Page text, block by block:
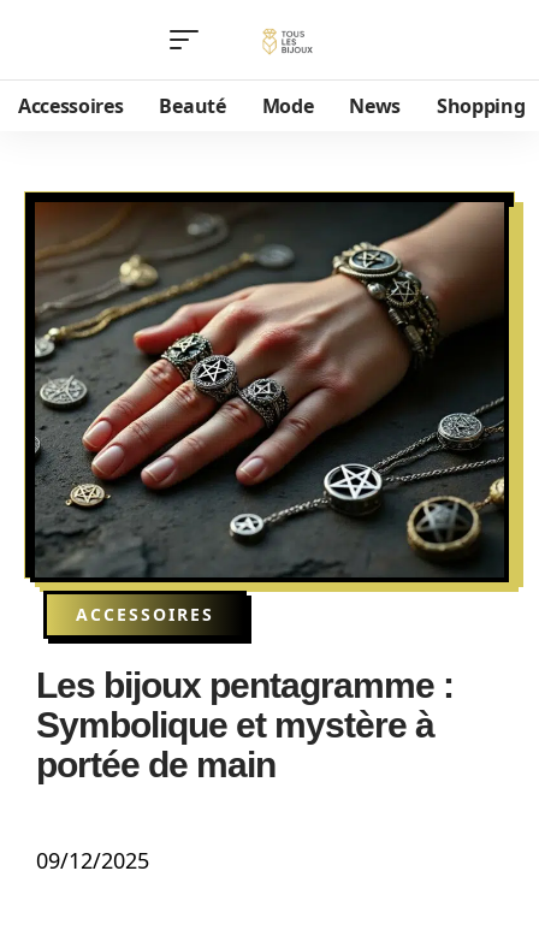
Accessoires Beauté Mode News Shopping
ACCESSOIRES
Les bijoux pentagramme :
Symbolique et mystère à
portée de main
09/12/2025